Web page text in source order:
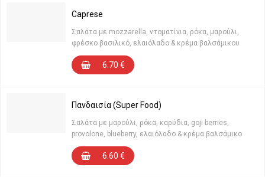
Caprese
Σαλάτα με mozzarella, ντοματίνια, ρόκα, μαρούλι,
φρέσκο βασιλικό, ελαιόλαδο & κρέμα βαλσάμικου
6.70 €
Πανδαισία (Super Food)
Σαλάτα με μαρούλι, ρόκα, καρύδια, goji berries,
provolone, blueberry, ελαιόλαδο & κρέμα βαλσάμικο
6.60 €